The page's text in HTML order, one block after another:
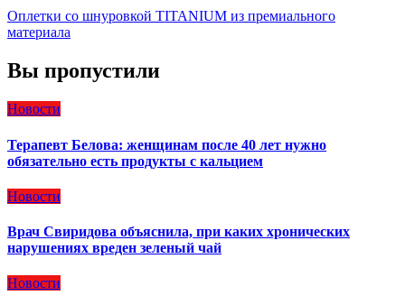
Оплетки со шнуровкой TITANIUM из премиального
материала
Вы пропустили
Новости
Терапевт Белова: женщинам после 40 лет нужно
обязательно есть продукты с кальцием
Новости
Врач Свиридова объяснила, при каких хронических
нарушениях вреден зеленый чай
Новости